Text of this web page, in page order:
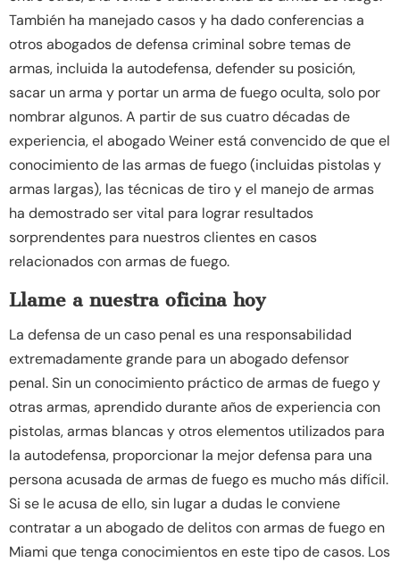
También ha manejado casos y ha dado conferencias a
otros abogados de defensa criminal sobre temas de
armas, incluida la autodefensa, defender su posición,
sacar un arma y portar un arma de fuego oculta, solo por
nombrar algunos. A partir de sus cuatro décadas de
experiencia, el abogado Weiner está convencido de que el
conocimiento de las armas de fuego (incluidas pistolas y
armas largas), las técnicas de tiro y el manejo de armas
ha demostrado ser vital para lograr resultados
sorprendentes para nuestros clientes en casos
relacionados con armas de fuego.
Llame a nuestra oficina hoy
La defensa de un caso penal es una responsabilidad
extremadamente grande para un abogado defensor
penal. Sin un conocimiento práctico de armas de fuego y
otras armas, aprendido durante años de experiencia con
pistolas, armas blancas y otros elementos utilizados para
la autodefensa, proporcionar la mejor defensa para una
persona acusada de armas de fuego es mucho más difícil.
Si se le acusa de ello, sin lugar a dudas le conviene
contratar a un abogado de delitos con armas de fuego en
Miami que tenga conocimientos en este tipo de casos. Los